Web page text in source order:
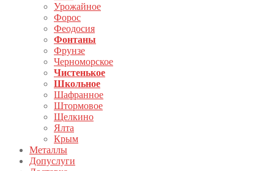
Урожайное
Форос
Феодосия
Фонтаны
Фрунзе
Черноморское
Чистенькое
Школьное
Шафранное
Штормовое
Щелкино
Ялта
Крым
Металлы
Допуслуги